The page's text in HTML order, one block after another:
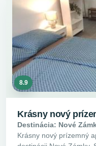
8.9
Krásny nový
Destinácia: Nové
Krásny nový prízemný